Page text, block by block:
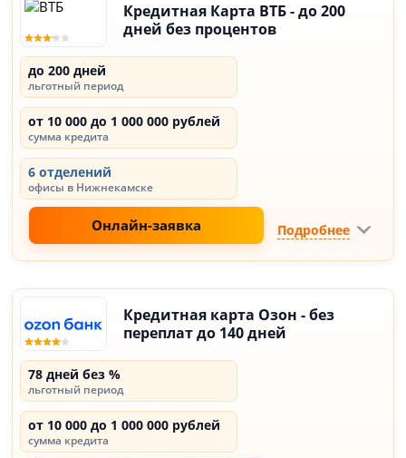
Кредитная Карта ВТБ - до 200
дней без процентов
до 200 дней
льготный период
от 10 000 до 1 000 000 рублей
сумма кредита
6 отделений
офисы в Нижнекамске
Онлайн-заявка Подробнее
Кредитная карта Озон - без
переплат до 140 дней
78 дней без %
льготный период
от 10 000 до 1 000 000 рублей
сумма кредита